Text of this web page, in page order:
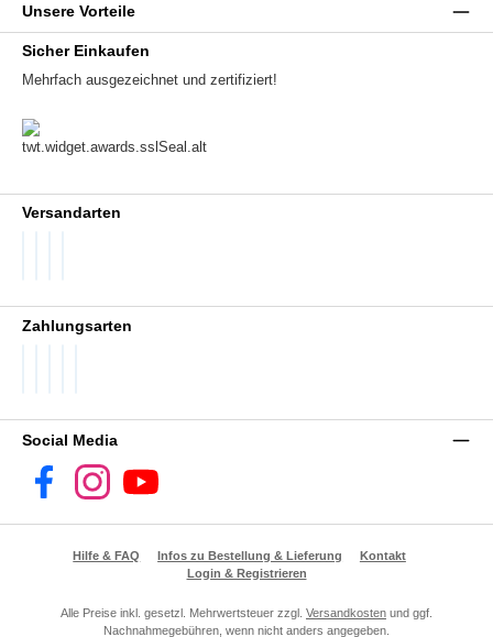
Unsere Vorteile
Sicher Einkaufen
Mehrfach ausgezeichnet und zertifiziert!
Versandarten
Zahlungsarten
Social Media
FacebookInstagramYouTube
Hilfe & FAQ Infos zu Bestellung & Lieferung
Kontakt
Login & Registrieren
Alle Preise inkl. gesetzl. Mehrwertsteuer zzgl. Versandkosten und ggf.
Nachnahmegebühren, wenn nicht anders angegeben.